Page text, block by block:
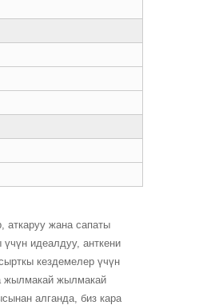
аткаруу жана сапаты
идеалдуу, анткени
кездемелер үчүн
жылмакай жылмакай
алганда, биз кара